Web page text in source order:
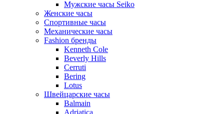
Мужские часы Seiko
Женские часы
Спортивные часы
Механические часы
Fashion бренды
Kenneth Cole
Beverly Hills
Cerruti
Bering
Lotus
Швейцарские часы
Balmain
Adriatica